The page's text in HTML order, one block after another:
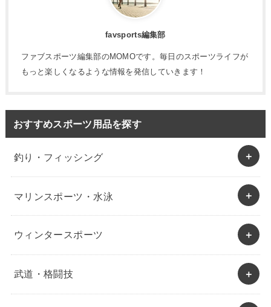
favsports編集部
ファブスポーツ編集部のMOMOです。毎日のスポーツライフが
もっと楽しくなるような情報を発信していきます！
おすすめスポーツ用品を探す
釣り・フィッシング
マリンスポーツ・水泳
ウィンタースポーツ
武道・格闘技